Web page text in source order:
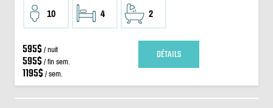
10 4 2
595$ / nuit
595$ / fin sem.
1195$ / sem.
DÉTAILS